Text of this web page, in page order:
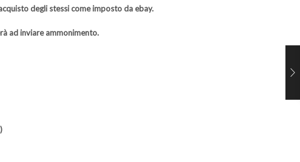
degli stessi come imposto da ebay.
ad inviare ammonimento.